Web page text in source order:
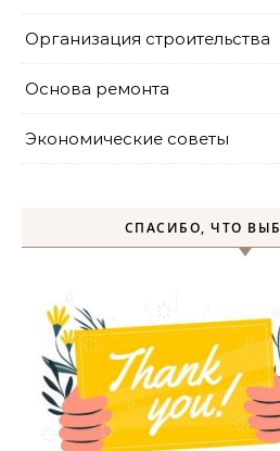
Организация строительства
Основа ремонта
Экономические советы
СПАСИБО, ЧТО